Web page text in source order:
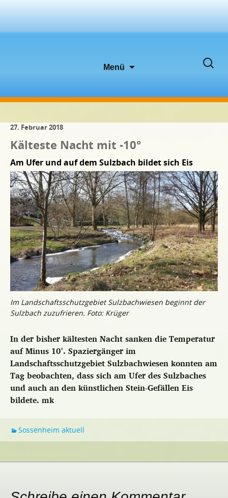
Menü
Suchen
27. Februar 2018
Kälteste Nacht mit -10°
Am Ufer und auf dem Sulzbach bildet sich Eis
Im Landschaftsschutzgebiet Sulzbachwiesen beginnt der
Sulzbach zuzufrieren. Foto: Krüger
In der bisher kältesten Nacht sanken die Temperatur
auf Minus 10°. Spaziergänger im
Landschaftsschutzgebiet Sulzbachwiesen konnten am
Tag beobachten, dass sich am Ufer des Sulzbaches
und auch an den künstlichen Stein-Gefällen Eis
bildete. mk
Sossenheim aktuell